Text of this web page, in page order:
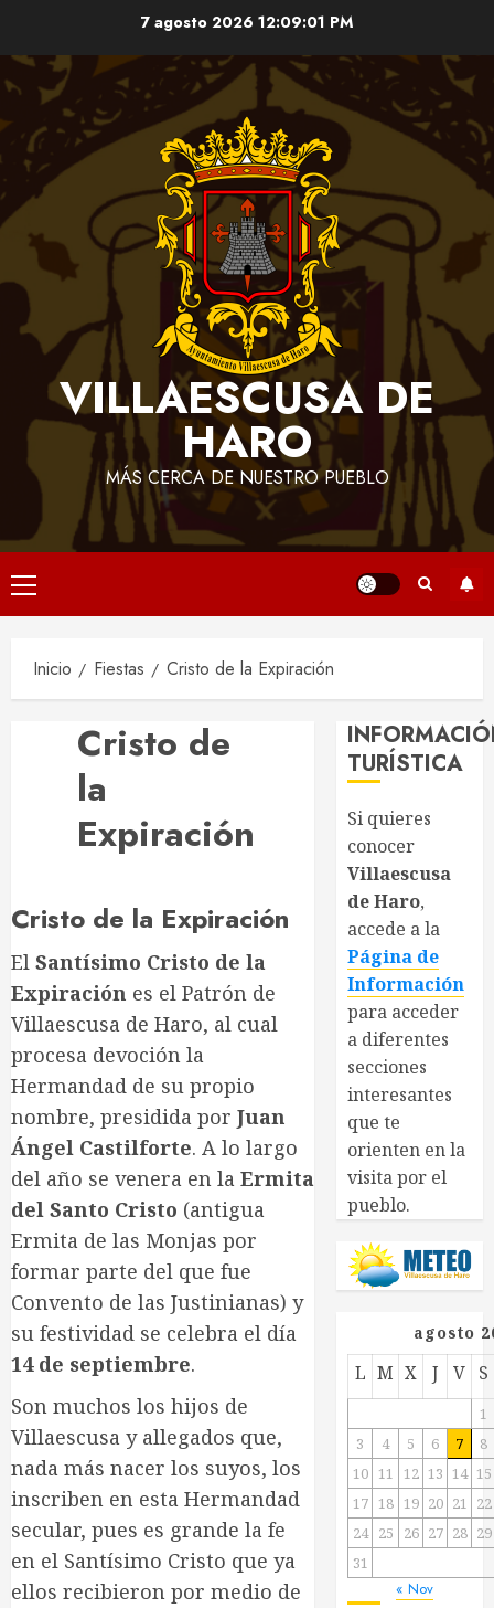
contenido
7 agosto 2026 12:09:01 PM
VILLAESCUSA DE
HARO
MÁS CERCA DE NUESTRO PUEBLO
Menú
principal
Inicio Fiestas Cristo de la Expiración
Cristo de
la
Expiración
Cristo de la Expiración
El Santísimo Cristo de la
Expiración es el Patrón de
Villaescusa de Haro, al cual
procesa devoción la
Hermandad de su propio
nombre, presidida por Juan
Ángel Castilforte. A lo largo
del año se venera en la Ermita
del Santo Cristo (antigua
Ermita de las Monjas por
formar parte del que fue
Convento de las Justinianas) y
su festividad se celebra el día
14 de septiembre.
Son muchos los hijos de
Villaescusa y allegados que,
nada más nacer los suyos, los
inscriben en esta Hermandad
secular, pues es grande la fe
en el Santísimo Cristo que ya
ellos recibieron por medio de
TURÍSTICA
Si quieres
conocer
Villaescusa
de Haro,
accede a la
Página de
Información
para acceder
a diferentes
secciones
interesantes
que te
orienten en la
visita por el
pueblo.
agosto
L M X J V S
1
3
4 5 6 7
8
10 11 12 13 14 15
17 18 19 20 21 22
24 25 26 27 28 29
31
« Nov